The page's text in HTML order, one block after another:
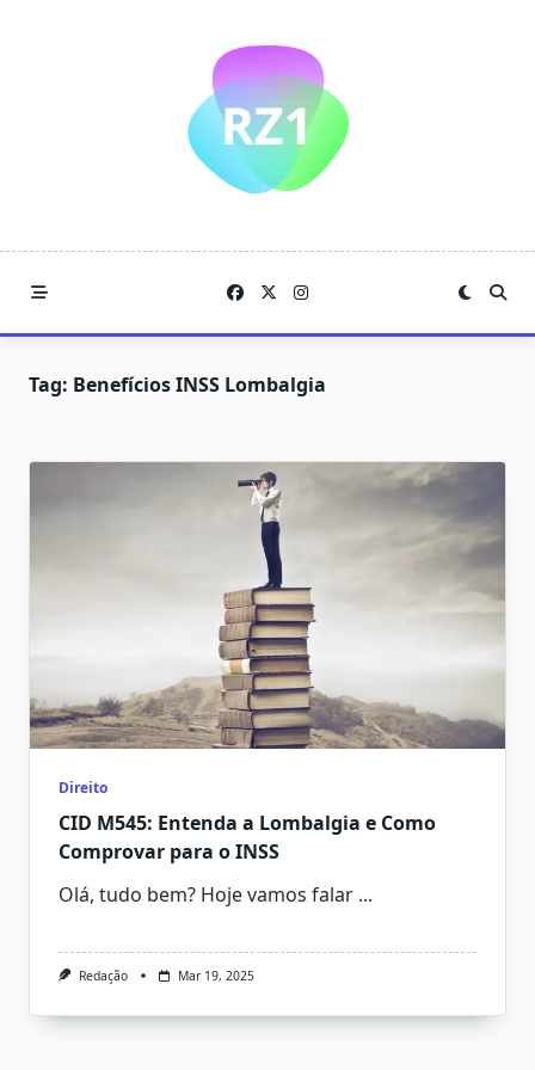
Tag: Benefícios INSS Lombalgia
Direito
CID M545: Entenda a Lombalgia e Como
Comprovar para o INSS
Olá, tudo bem? Hoje vamos falar ...
Redação Mar 19, 2025